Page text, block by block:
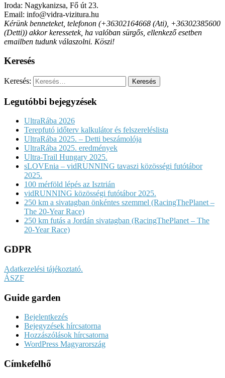
Iroda: Nagykanizsa, Fő út 23.
Email: info@vidra-vizitura.hu
Kérünk benneteket, telefonon (+36302164668 (Ati), +36302385600
(Detti)) akkor keressetek, ha valóban sürgős, ellenkező esetben
emailben tudunk válaszolni. Köszi!
Keresés
Keresés:
Legutóbbi bejegyzések
UltraRába 2026
Terepfutó időterv kalkulátor és felszereléslista
UltraRába 2025. – Detti beszámolója
UltraRába 2025. eredmények
Ultra-Trail Hungary 2025.
sLOVEnia – vidRUNNING tavaszi közösségi futótábor
2025.
100 mérföld lépés az Isztrián
vidRUNNING közösségi futótábor 2025.
250 km a sivatagban önkéntes szemmel (RacingThePlanet –
The 20-Year Race)
250 km futás a Jordán sivatagban (RacingThePlanet – The
20-Year Race)
GDPR
Adatkezelési tájékoztató.
ÁSZF
Guide garden
Bejelentkezés
Bejegyzések hírcsatorna
Hozzászólások hírcsatorna
WordPress Magyarország
Címkefelhő